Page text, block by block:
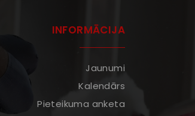
INFORMĀCIJA
Jaunumi
Kalendārs
Pieteikuma anketa